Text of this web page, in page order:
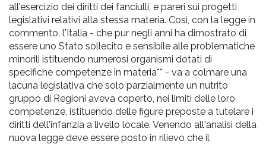
all'esercizio dei diritti dei fanciulli, e pareri sui progetti
legislativi relativi alla stessa materia. Così, con la legge in
commento, l'Italia - che pur negli anni ha dimostrato di
essere uno Stato sollecito e sensibile alle problematiche
minorili istituendo numerosi organismi dotati di
specifiche competenze in materia** - va a colmare una
lacuna legislativa che solo parzialmente un nutrito
gruppo di Regioni aveva coperto, nei limiti delle loro
competenze, istituendo delle figure preposte a tutelare i
diritti dell'infanzia a livello locale. Venendo all'analisi della
nuova legge deve essere posto in rilievo che il